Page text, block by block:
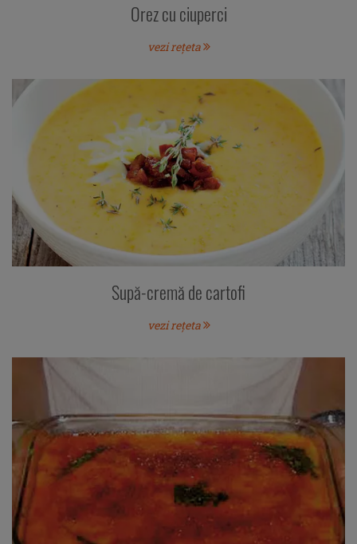
Orez cu ciuperci
vezi rețeta
Supă-cremă de cartofi
vezi rețeta